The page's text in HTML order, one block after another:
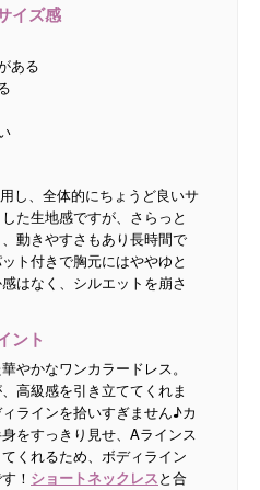
イズ感
ある
し、全体的にちょうど良いサ
た生地感ですが、さらっと
動きやすさもあり長時間で
ト付きで胸元にはややゆと
はなく、シルエットを崩さ
ント
やかなワンカラードレス。
高級感を引き立ててくれま
ラインを拾いすぎません♪カ
をすっきり見せ、Aラインス
くれるため、ボディライン
！ ショートネックレスと合